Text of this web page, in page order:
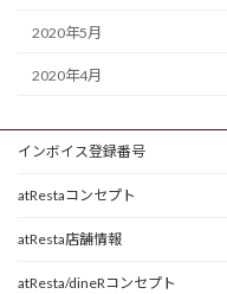
2020年5月
2020年4月
インボイス登録番号
atRestaコンセプト
atResta店舗情報
atResta/dineRコンセプト